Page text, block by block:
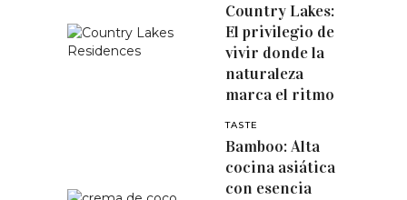
Country Lakes:
El privilegio de
vivir donde la
naturaleza
marca el ritmo
TASTE
Bamboo: Alta
cocina asiática
con esencia